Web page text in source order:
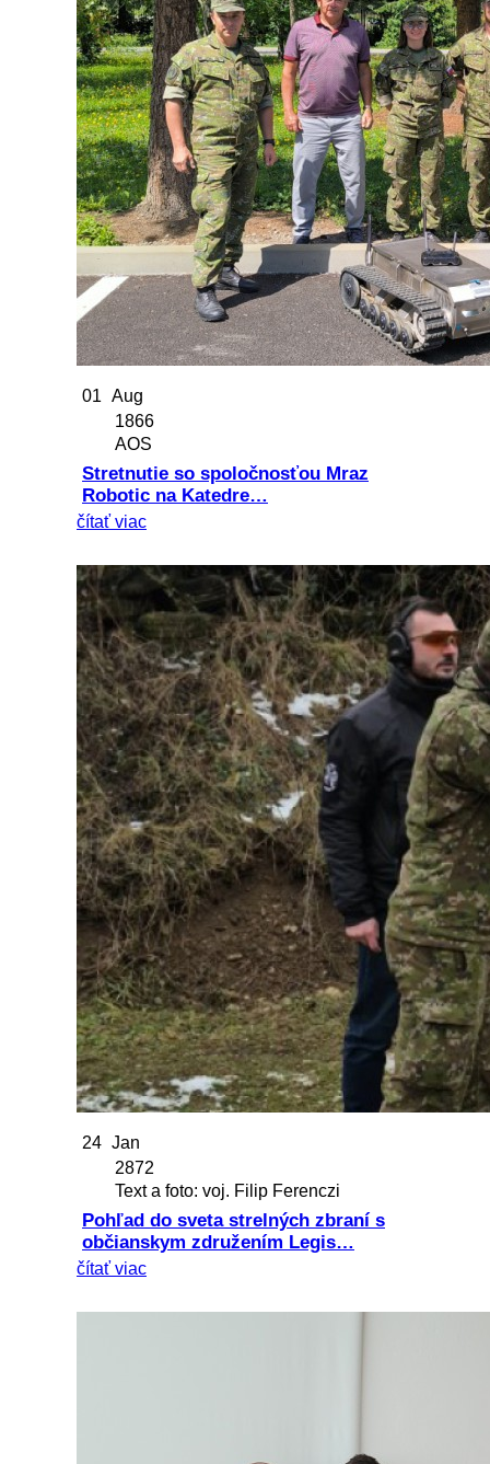
01 Aug
1866
AOS
Stretnutie so spoločnosťou Mraz
Robotic na Katedre…
čítať viac
24 Jan
2872
Text a foto: voj. Filip Ferenczi
Pohľad do sveta strelných zbraní s
občianskym združením Legis…
čítať viac